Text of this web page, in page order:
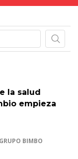
la salud
empieza
GRUPO BIMBO